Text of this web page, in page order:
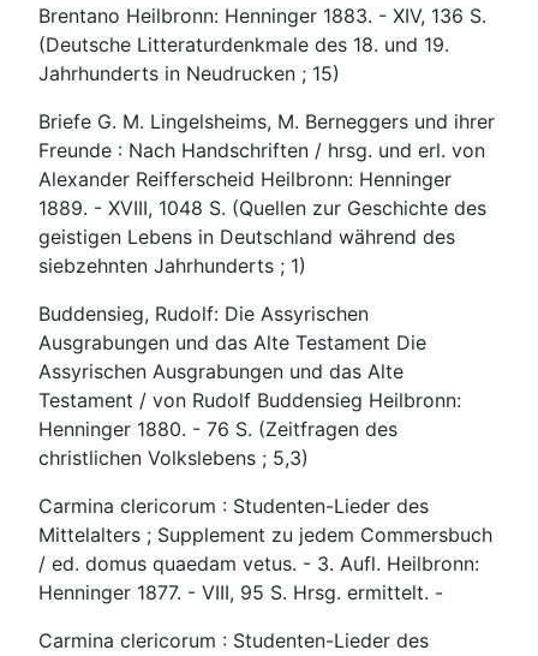
Brentano Heilbronn: Henninger 1883. - XIV, 136 S.
(Deutsche Litteraturdenkmale des 18. und 19.
Jahrhunderts in Neudrucken ; 15)
Briefe G. M. Lingelsheims, M. Berneggers und ihrer
Freunde : Nach Handschriften / hrsg. und erl. von
Alexander Reifferscheid Heilbronn: Henninger
1889. - XVIII, 1048 S. (Quellen zur Geschichte des
geistigen Lebens in Deutschland während des
siebzehnten Jahrhunderts ; 1)
Buddensieg, Rudolf: Die Assyrischen
Ausgrabungen und das Alte Testament Die
Assyrischen Ausgrabungen und das Alte
Testament / von Rudolf Buddensieg Heilbronn:
Henninger 1880. - 76 S. (Zeitfragen des
christlichen Volkslebens ; 5,3)
Carmina clericorum : Studenten-Lieder des
Mittelalters ; Supplement zu jedem Commersbuch
/ ed. domus quaedam vetus. - 3. Aufl. Heilbronn:
Henninger 1877. - VIII, 95 S. Hrsg. ermittelt. -
Carmina clericorum : Studenten-Lieder des